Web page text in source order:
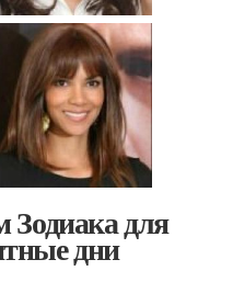
Зодиака для
дни